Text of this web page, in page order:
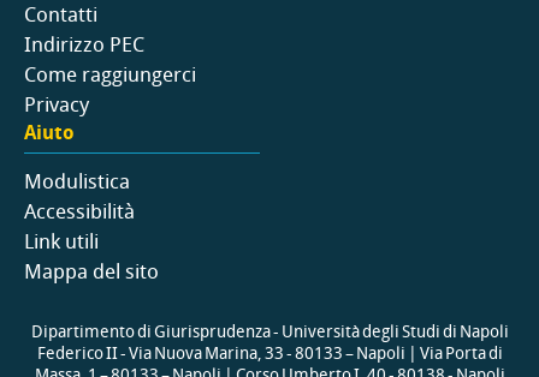
Contatti
Indirizzo PEC
Come raggiungerci
Privacy
Aiuto
Modulistica
Accessibilità
Link utili
Mappa del sito
Dipartimento di Giurisprudenza - Università degli Studi di Napoli
Federico II - Via Nuova Marina, 33 - 80133 – Napoli | Via Porta di